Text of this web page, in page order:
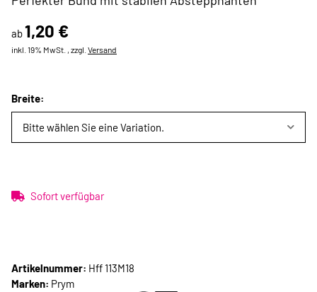
ab1,20 €
inkl. 19% MwSt. , zzgl. Versand
Breite:
Bitte wählen Sie eine Variation.
Sofort verfügbar
Artikelnummer: Hff 113M18
Marken: Prym